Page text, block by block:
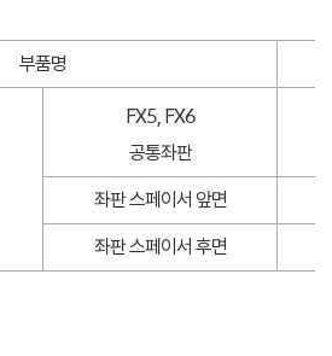
부품명
FX5, FX6
공통좌판
좌판 스페이서 앞면
좌판 스페이서 후면